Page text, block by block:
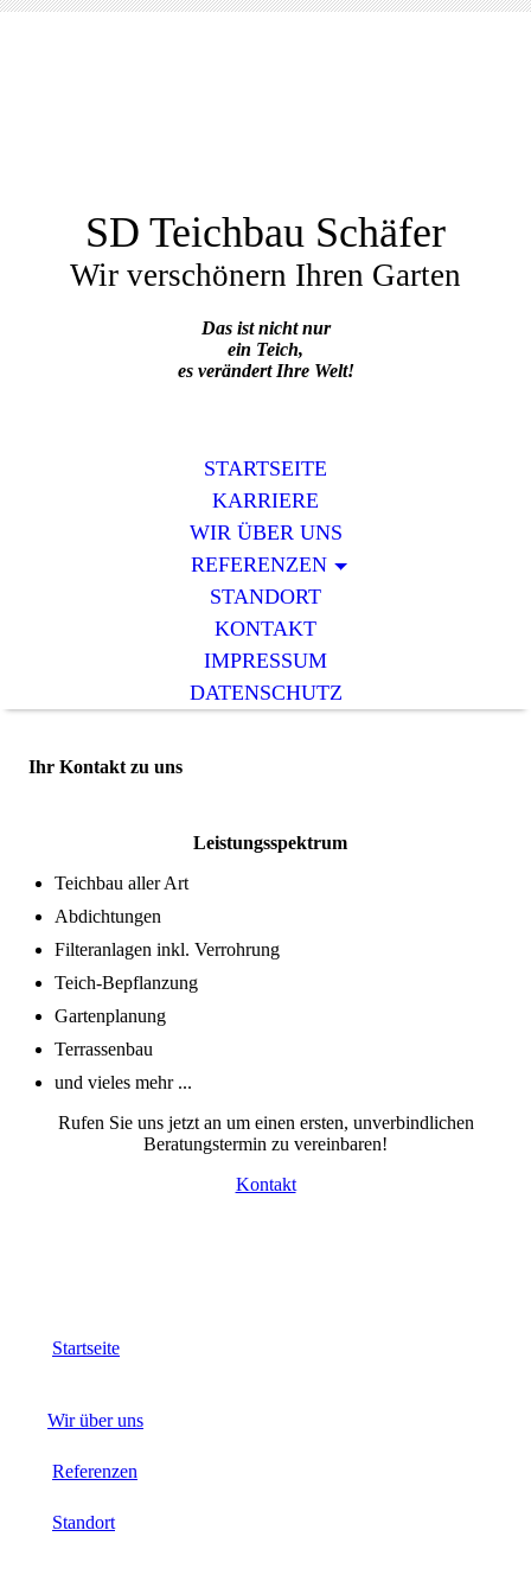
SD Teichbau Schäfer
Wir verschönern Ihren Garten
Das ist nicht nur
ein Teich,
es verändert Ihre Welt!
STARTSEITE
KARRIERE
WIR ÜBER UNS
REFERENZEN
STANDORT
KONTAKT
IMPRESSUM
DATENSCHUTZ
Ihr Kontakt zu uns
Leistungsspektrum
Teichbau aller Art
Abdichtungen
Filteranlagen inkl. Verrohrung
Teich-Bepflanzung
Gartenplanung
Terrassenbau
und vieles mehr ...
Rufen Sie uns jetzt an um einen ersten, unverbindlichen
Beratungstermin zu vereinbaren!
Kontakt
Startseite
Wir über uns
Referenzen
Standort